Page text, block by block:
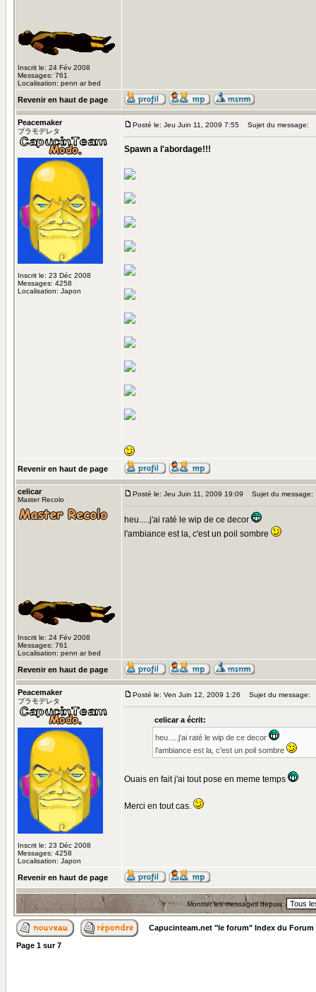
Inscrit le: 24 Fév 2008
Messages: 761
Localisation: penn ar bed
Revenir en haut de page
Peacemaker
プラモデレタ
Inscrit le: 23 Déc 2008
Messages: 4258
Localisation: Japon
Posté le: Jeu Juin 11, 2009 7:55 Sujet du message:
Spawn a l'abordage!!!
Revenir en haut de page
celicar
Master Recolo
Inscrit le: 24 Fév 2008
Messages: 761
Localisation: penn ar bed
Posté le: Jeu Juin 11, 2009 19:09 Sujet du message:
heu.....j'ai raté le wip de ce decor
l'ambiance est la, c'est un poil sombre
Revenir en haut de page
Peacemaker
プラモデレタ
Inscrit le: 23 Déc 2008
Messages: 4258
Localisation: Japon
Posté le: Ven Juin 12, 2009 1:26 Sujet du message:
celicar a écrit:
heu.....j'ai raté le wip de ce decor
l'ambiance est la, c'est un poil sombre
Ouais en fait j'ai tout pose en meme temps
Merci en tout cas.
Revenir en haut de page
Montrer les messages depuis:
Capucinteam.net "le forum" Index du Forum
Page 1 sur7